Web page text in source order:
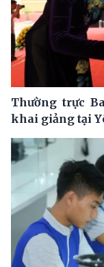
Thường trực
khai giảng tại